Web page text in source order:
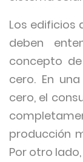
Los edificios
deben
concepto
cero. En
cero, el
producción
Por otro